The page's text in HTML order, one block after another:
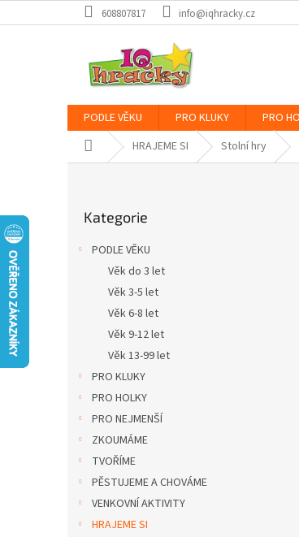
na
608807817 info@iqhracky.cz
PODLE VĚKU PRO KLUKY PRO
Domů HRAJEME SI Stolní hry
kategorie
Kategorie
PODLE VĚKU
Věk do 3 let
Věk 3-5 let
Věk 6-8 let
Věk 9-12 let
Věk 13-99 let
PRO KLUKY
PRO HOLKY
PRO NEJMENŠÍ
ZKOUMÁME
TVOŘÍME
PĚSTUJEME A CHOVÁME
VENKOVNÍ AKTIVITY
HRAJEME SI